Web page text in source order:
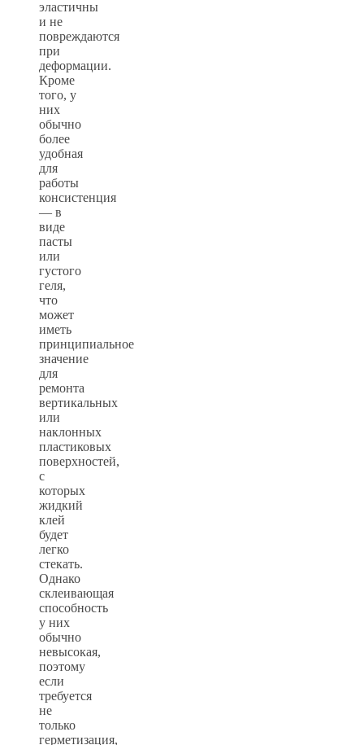
эластичны
и не
повреждаются
при
деформации.
Кроме
того, у
них
обычно
более
удобная
для
работы
консистенция
— в
виде
пасты
или
густого
геля,
что
может
иметь
принципиальное
значение
для
ремонта
вертикальных
или
наклонных
пластиковых
поверхностей,
с
которых
жидкий
клей
будет
легко
стекать.
Однако
склеивающая
способность
у них
обычно
невысокая,
поэтому
если
требуется
не
только
герметизация,